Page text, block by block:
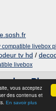
vous acceptez
des contenus et
En savoir plus
compatible livebox
tv hd /
livebox
Plus
...